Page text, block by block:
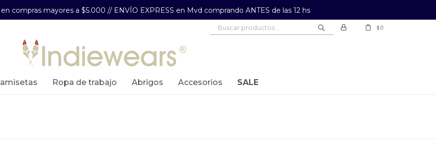
compras mayores a $5.000 // ENVÍO EXPRESS en Mvd comprando ANTES de las 12 hs
ropa de trabajo abrigos accesorios SALE
$0